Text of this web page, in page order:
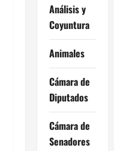
Análisis y
Coyuntura
Animales
Cámara de
Diputados
Cámara de
Senadores